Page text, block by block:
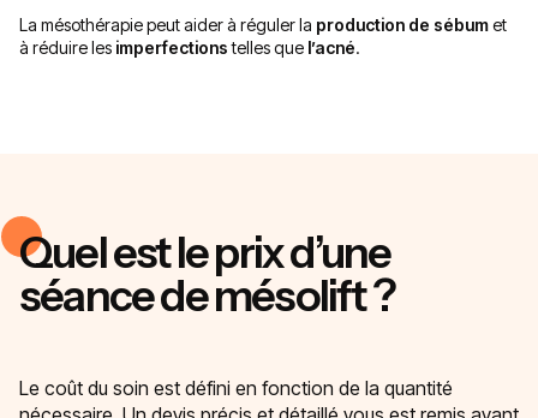
La mésothérapie peut aider à réguler la production de sébumet
à réduire les imperfectionstelles que l’acné.
Quel est le prix d’une
séance de mésolift ?
Le coût du soin est défini en fonction de la quantité